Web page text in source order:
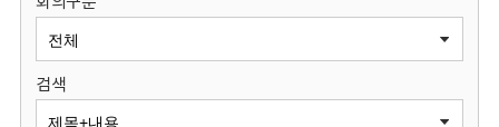
원
검색